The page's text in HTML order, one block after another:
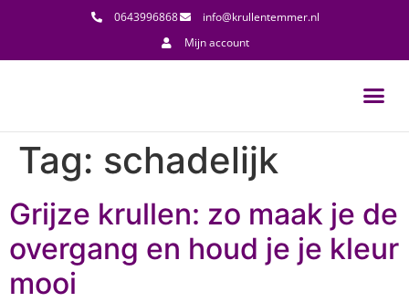
0643996868
info@krullentemmer.nl
Mijn account
Tag: schadelijk
Grijze krullen: zo maak je de
overgang en houd je je kleur
mooi